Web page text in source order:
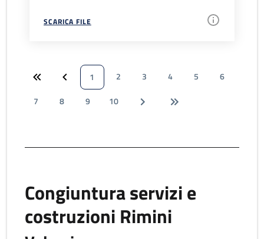
SCARICA FILE
1 2 3 4 5
6
7
8 9 10
Congiuntura servizi e
costruzioni Rimini